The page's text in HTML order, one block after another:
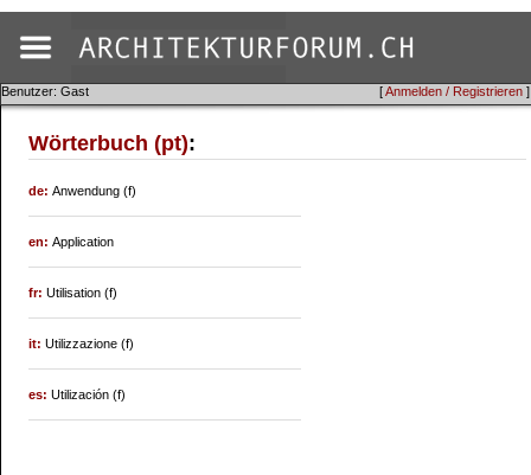
[Anmelden / Registrieren ]
Benutzer: Gast
Wörterbuch (pt):
de:Anwendung (f)
en:Application
fr:Utilisation (f)
it:Utilizzazione (f)
es:Utilización (f)